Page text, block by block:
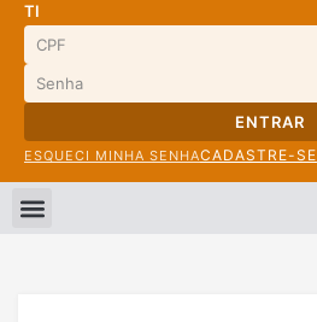
TI
ENTRAR
ESQUECI MINHA SENHACADASTRE-SE